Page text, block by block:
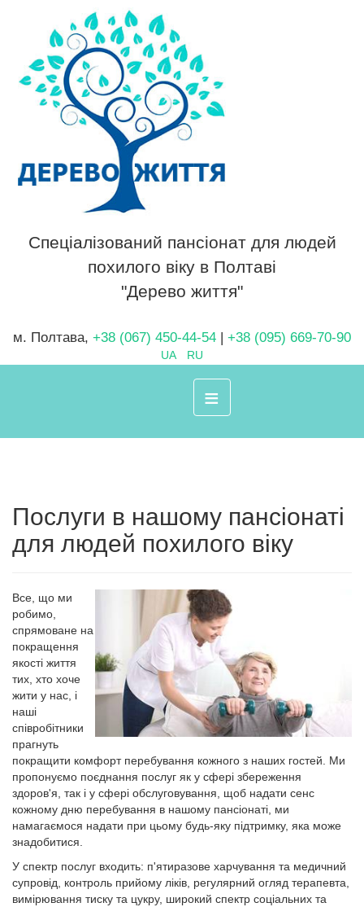
Спеціалізований пансіонат для людей
похилого віку в Полтаві
"Дерево життя"
м. Полтава, +38 (067) 450-44-54 | +38 (095) 669-70-90
UA RU
≡
Послуги в нашому пансіонаті
для людей похилого віку
Все, що ми
робимо,
спрямоване на
покращення
якості життя
тих, хто хоче
жити у нас, і
наші
співробітники
прагнуть
покращити комфорт перебування кожного з наших гостей. Ми
пропонуємо поєднання послуг як у сфері збереження
здоров'я, так і у сфері обслуговування, щоб надати сенс
кожному дню перебування в нашому пансіонаті, ми
намагаємося надати при цьому будь-яку підтримку, яка може
знадобитися.
У спектр послуг входить: п'ятиразове харчування та медичний
супровід, контроль прийому ліків, регулярний огляд терапевта,
вимірювання тиску та цукру, широкий спектр соціальних та